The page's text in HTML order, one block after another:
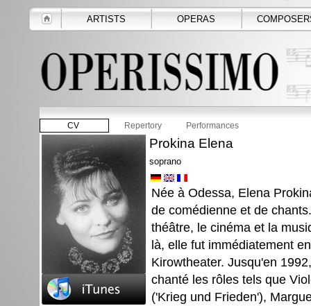
ARTISTS OPERAS
CV Repertory Performances
Prokina Elena
soprano
Née à Odessa, Elena
de comédienne et de
théâtre, le cinéma et la
là, elle fut immédiatement
Kirowtheater. Jusqu'en
chanté les rôles tels que
('Krieg und Frieden'),